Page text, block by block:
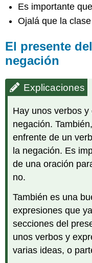
Es importante
Ojalá que la
El presente
negación
Explicaciones
Hay unos verbos
negación.
enfrente de un
la negación. Es
de una oración
no.
También es una
expresiones que
secciones del
unos verbos y
varias ideas, o